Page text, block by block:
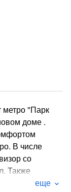
метро "Парк
доме .
В числе
со
Также
кабиной.
еще